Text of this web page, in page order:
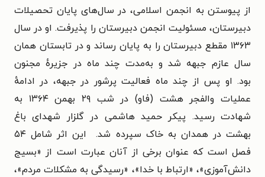
از پیوستن به انجمن اسلامی، در سال‌های پایان تحصیلات
دبیرستان، مسئولیت انجمن دبیرستان را پذیرفت. اودر سال
۱۳۶۳ مقطع دبیرستان را به پایان رساند و در تابستان همان
سال عازم جبهه شد و به‌‌مدت چند ماه در جزیرهٔ مجنون
بود. او پس از چند ماه فعالیت پرشور در جبهه، در ادامهٔ
عملیات والفجر هشت (فاو) در شب ۲۹ بهمن‌ ۱۳۶۴ به
شهادت رسید. پیکر حمید هاشمی در گلزار شهدای باغ
بهشت در همدان به خاک سپرده شد.
این اثر شامل ۵۴
فصل است که عنوان برخی از آنان عبارت است از «بسیج
دانش‌آموزی»، «ارتباط با خدا»، «رسیدگی به مشکلات مردم»،